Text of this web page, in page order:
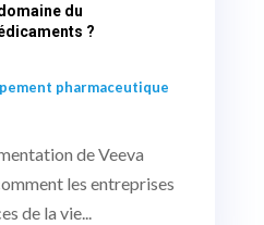
du
?
pharmaceutique
de Veeva
les entreprises
de la vie...